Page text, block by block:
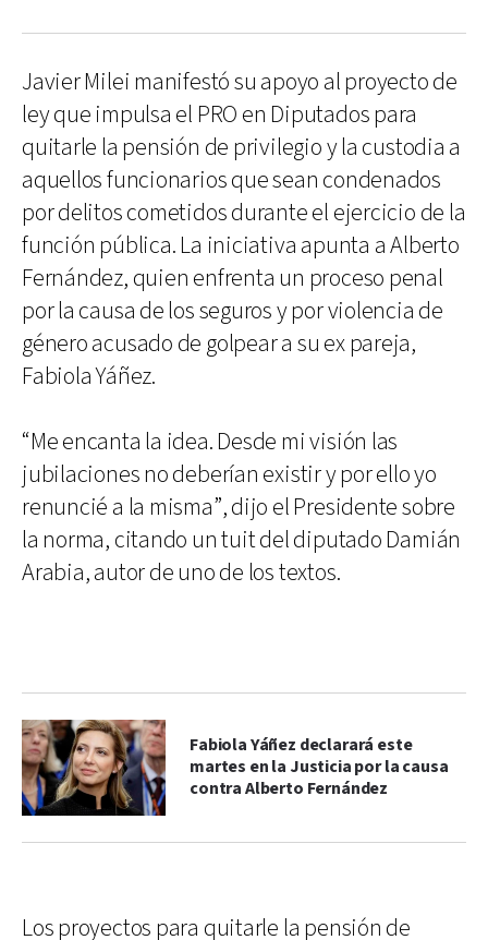
Javier Milei manifestó su apoyo al proyecto de
ley que impulsa el PRO en Diputados para
quitarle la pensión de privilegio y la custodia a
aquellos funcionarios que sean condenados
por delitos cometidos durante el ejercicio de la
función pública. La iniciativa apunta a Alberto
Fernández, quien enfrenta un proceso penal
por la causa de los seguros y por violencia de
género acusado de golpear a su ex pareja,
Fabiola Yáñez.
“Me encanta la idea. Desde mi visión las
jubilaciones no deberían existir y por ello yo
renuncié a la misma”, dijo el Presidente sobre
la norma, citando un tuit del diputado Damián
Arabia, autor de uno de los textos.
Fabiola Yáñez declarará este
martes en la Justicia por la causa
contra Alberto Fernández
Los proyectos para quitarle la pensión de